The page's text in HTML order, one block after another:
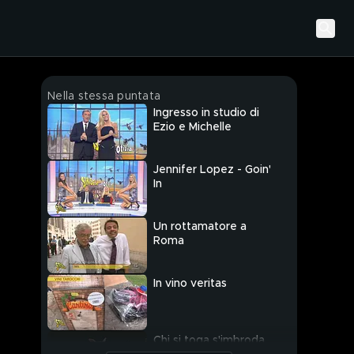
Nella stessa puntata
Ingresso in studio di
Ezio e Michelle
Jennifer Lopez - Goin'
In
Un rottamatore a
Roma
In vino veritas
Chi si toga s'imbroda